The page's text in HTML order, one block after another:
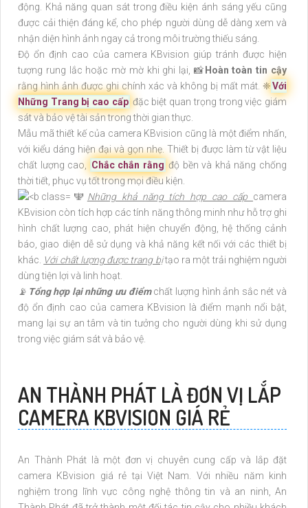
động. Khả năng quan sát trong điều kiện ánh sáng yếu cũng
được cải thiện đáng kể, cho phép người dùng dễ dàng xem và
nhận diện hình ảnh ngay cả trong môi trường thiếu sáng.
Độ ổn định cao của camera KBvision giúp tránh được hiện
tượng rung lắc hoặc mờ mờ khi ghi lại, 📸Hoàn toàn tin cậy
rằng hình ảnh được ghi chính xác và không bị mất mát. ❈Với
Những Trang bị cao cấp đặc biệt quan trọng trong việc giám
sát và bảo vệ tài sản trong thời gian thực.
Mẫu mã thiết kế của camera KBvision cũng là một điểm nhấn,
với kiểu dáng hiện đại và gọn nhẹ. Thiết bị được làm từ vật liệu
chất lượng cao,
Chắc chắn rằng độ bền và khả năng chống
thời tiết, phục vụ tốt trong mọi điều kiện.
🕎 Những khả năng tích hợp cao cấp camera
KBvision còn tích hợp các tính năng thông minh như hỗ trợ ghi
hình chất lượng cao, phát hiện chuyển động, hệ thống cảnh
báo, giao diện dễ sử dụng và khả năng kết nối với các thiết bị
khác. Với chất lượng được trang bịtạo ra một trải nghiệm người
dùng tiện lợi và linh hoạt.
📡 Tổng hợp lại những ưu điểmchất lượng hình ảnh sắc nét và
độ ổn định cao của camera KBvision là điểm mạnh nổi bật,
mang lại sự an tâm và tin tưởng cho người dùng khi sử dụng
trong việc giám sát và bảo vệ.
AN THÀNH PHÁT LÀ ĐƠN VỊ LẮP
CAMERA KBVISION GIÁ RẺ
An Thành Phát là một đơn vị chuyên cung cấp và lắp đặt
camera KBvision giá rẻ tại Việt Nam. Với nhiều năm kinh
nghiệm trong lĩnh vực công nghệ thông tin và an ninh, An